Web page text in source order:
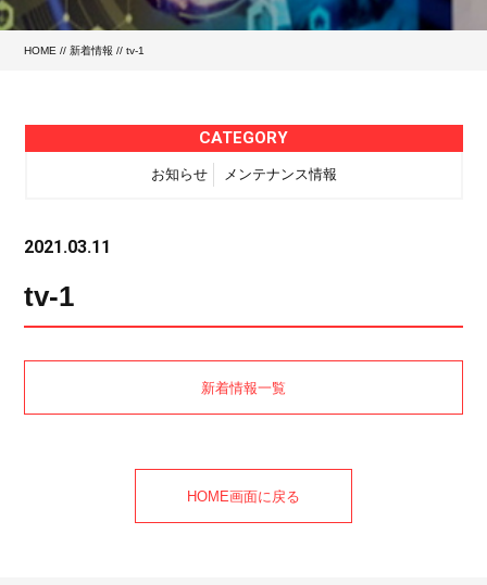
HOME //新着情報 // tv-1
CATEGORY
お知らせ メンテナンス情報
2021.03.11
tv-1
新着情報一覧
HOME画面に戻る